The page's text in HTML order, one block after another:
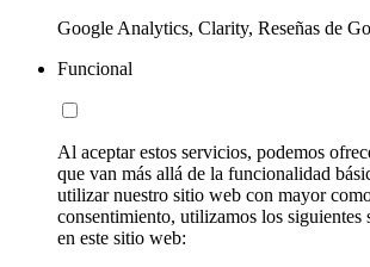
Google Analytics, Clarity, Reseñas de
Funcional
Al aceptar estos servicios, podemos
que van más allá de la funcionalidad
utilizar nuestro sitio web con mayor
consentimiento, utilizamos los siguientes
en este sitio web: